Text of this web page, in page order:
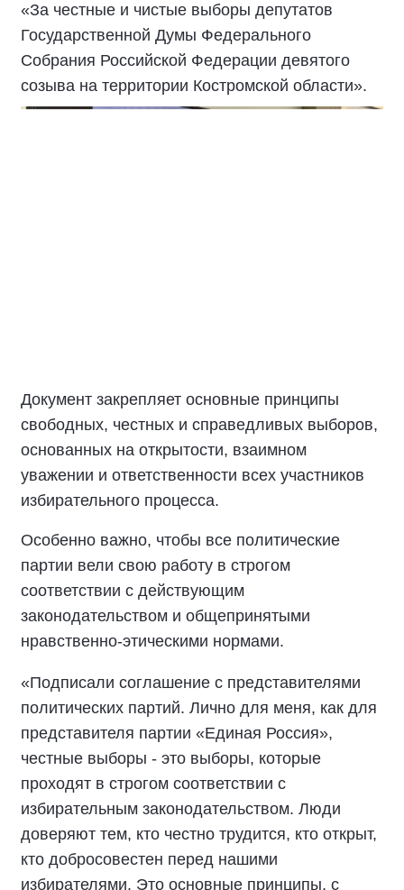
«За честные и чистые выборы депутатов
Государственной Думы Федерального
Собрания Российской Федерации девятого
созыва на территории Костромской области».
Документ закрепляет основные принципы
свободных, честных и справедливых выборов,
основанных на открытости, взаимном
уважении и ответственности всех участников
избирательного процесса.
Особенно важно, чтобы все политические
партии вели свою работу в строгом
соответствии с действующим
законодательством и общепринятыми
нравственно-этическими нормами.